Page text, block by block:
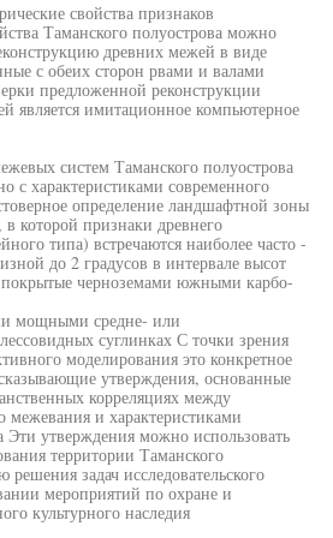
свойства признаков
Таманского полуострова можно
древних межей в виде
с обеих сторон рвами и валами
предложенной реконструкции
является имитационное компьютерное
систем Таманского полуострова
с характеристиками современного
определение ландшафтной зоны
которой признаки древнего
типа) встречаются наиболее часто -
до 2 градусов в интервале высот
черноземами южными карбо-
мощными средне- или
суглинках С точки зрения
моделирования это конкретное
утверждения, основанные
корреляциях между
и характеристиками
Эти утверждения можно использовать
территории Таманского
решения задач исследовательского
мероприятий по охране и
культурного наследия